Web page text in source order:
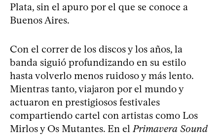
Plata, sin el apuro por el que se conoce a
Buenos Aires.
Con el correr de los discos y los años, la
banda siguió profundizando en su estilo
hasta volverlo menos ruidoso y más lento.
Mientras tanto, viajaron por el mundo y
actuaron en prestigiosos festivales
compartiendo cartel con artistas como Los
Mirlos y Os Mutantes. En el Primavera Sound